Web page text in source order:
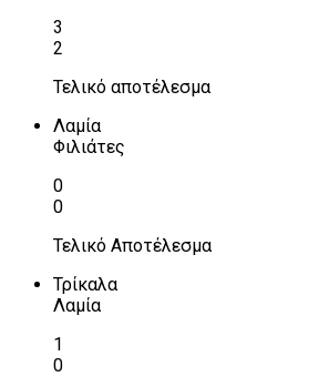
3
2
Τελικό αποτέλεσμα
Λαμία
Φιλιάτες
0
0
Τελικό Αποτέλεσμα
Τρίκαλα
Λαμία
1
0